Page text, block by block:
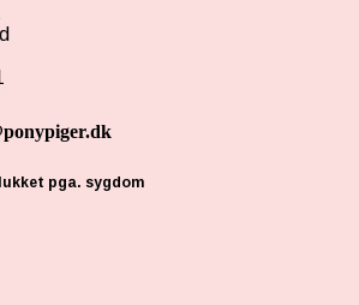
pga. sygdom